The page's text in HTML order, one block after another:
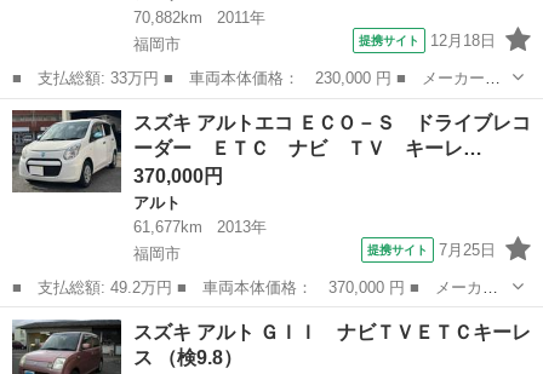
70,882km
2011年
福岡市
提携サイト 12月18日
■ 支払総額: 33万円 ■ 車両本体価格： 230,000 円 ■ メーカー
名： スズキ ■ 車種名： アルト ■ グレード名： Ｇ ＡＴＡＣ
ＰＳＰＷＣＤエアＢキーレス ■ 排気量： 660cc ■ ドア枚数：
5D ■...
福岡 福岡市 アルト
スズキ アルトエコ ＥＣＯ－Ｓ ドライブレコ
ーダー ＥＴＣ ナビ ＴＶ キーレ…
370,000円
アルト
61,677km
2013年
福岡市
提携サイト 7月25日
■ 支払総額: 49.2万円 ■ 車両本体価格： 370,000 円 ■ メーカー
名： スズキ ■ 車種名： アルトエコ ■ グレード名： ＥＣＯ－
Ｓ ドライブレコーダー ＥＴＣ ナビ ＴＶ キーレスエントリ
ー 電動格納ミ...
福岡 福岡市 アルト
スズキ アルト ＧＩＩ ナビＴＶＥＴＣキーレ
ス （検9.8）